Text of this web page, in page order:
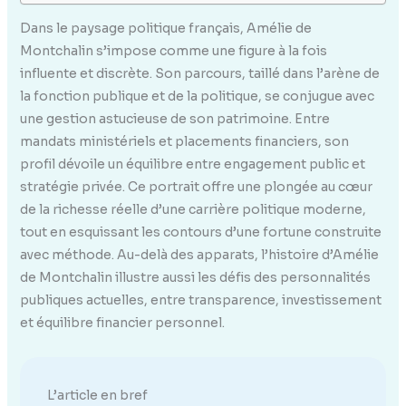
Dans le paysage politique français, Amélie de
Montchalin s’impose comme une figure à la fois
influente et discrète. Son parcours, taillé dans l’arène de
la fonction publique et de la politique, se conjugue avec
une gestion astucieuse de son patrimoine. Entre
mandats ministériels et placements financiers, son
profil dévoile un équilibre entre engagement public et
stratégie privée. Ce portrait offre une plongée au cœur
de la richesse réelle d’une carrière politique moderne,
tout en esquissant les contours d’une fortune construite
avec méthode. Au-delà des apparats, l’histoire d’Amélie
de Montchalin illustre aussi les défis des personnalités
publiques actuelles, entre transparence, investissement
et équilibre financier personnel.
L’article en bref